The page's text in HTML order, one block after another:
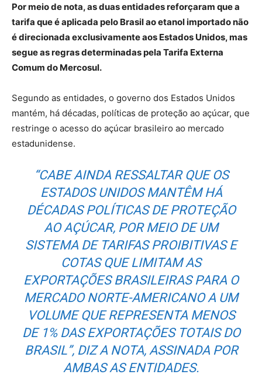
Por meio de nota, as duas entidades reforçaram que a
tarifa que é aplicada pelo Brasil ao etanol importado não
é direcionada exclusivamente aos Estados Unidos, mas
segue as regras determinadas pela Tarifa Externa
Comum do Mercosul.
Segundo as entidades, o governo dos Estados Unidos
mantém, há décadas, políticas de proteção ao açúcar, que
restringe o acesso do açúcar brasileiro ao mercado
estadunidense.
“CABE AINDA RESSALTAR QUE OS
ESTADOS UNIDOS MANTÊM HÁ
DÉCADAS POLÍTICAS DE PROTEÇÃO
AO AÇÚCAR, POR MEIO DE UM
SISTEMA DE TARIFAS PROIBITIVAS E
COTAS QUE LIMITAM AS
EXPORTAÇÕES BRASILEIRAS PARA O
MERCADO NORTE-AMERICANO A UM
VOLUME QUE REPRESENTA MENOS
DE 1% DAS EXPORTAÇÕES TOTAIS DO
BRASIL”, DIZ A NOTA, ASSINADA POR
AMBAS AS ENTIDADES.